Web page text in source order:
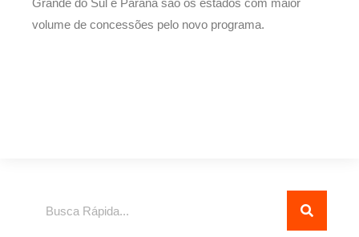
Grande do Sul e Paraná são os estados com maior
volume de concessões pelo novo programa.